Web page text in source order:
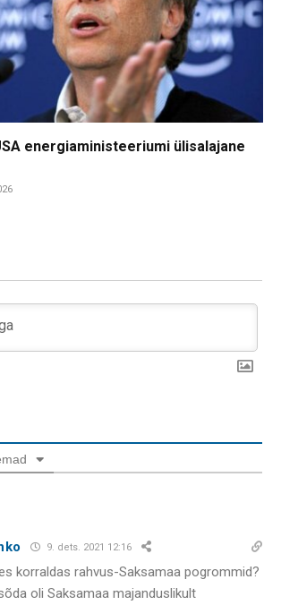
energiaministeeriumi ülisalajane
9. dets. 2021 12:16
korraldas rahvus-Saksamaa pogrommid?
oli Saksamaa majanduslikult